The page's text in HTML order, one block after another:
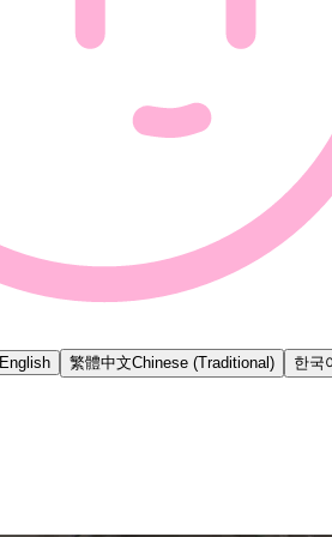
English 繁體中文Chinese (Traditional) 한국